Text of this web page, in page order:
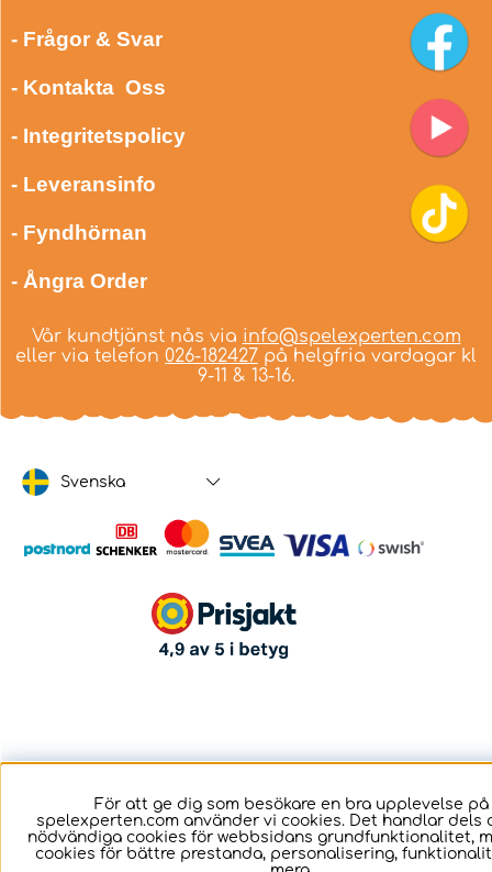
- Frågor & Svar
- Kontakta Oss
- Integritetspolicy
- Leveransinfo
- Fyndhörnan
- Ångra Order
Vår kundtjänst nås via info@spelexperten.com
eller via telefon 026-182427 på helgfria vardagar kl
9-11 & 13-16.
Svenska
För att ge dig som besökare en bra upplevelse på
spelexperten.com använder vi cookies. Det handlar dels
nödvändiga cookies för webbsidans grundfunktionalitet,
cookies för bättre prestanda, personalisering,